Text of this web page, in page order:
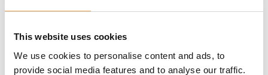
This website uses cookies
We use cookies to personalise content and ads, to
provide social media features and to analyse our traffic.
En combinación con la tecnología Filmgate
180 lpi, la mejor solución completa de alta
calidad del mercado en la actualidad
La CG Screenfilm Economy puede ser